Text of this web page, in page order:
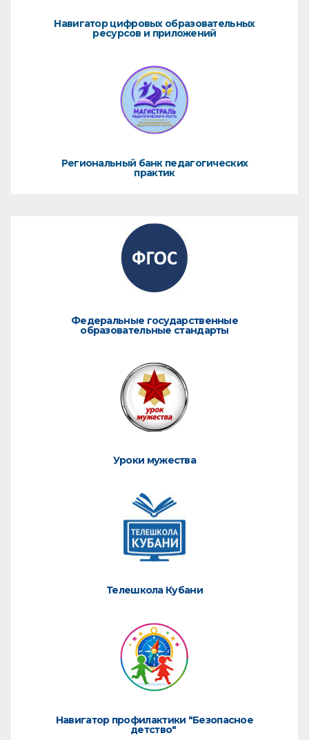
Навигатор цифровых образовательных
ресурсов и приложений
Региональный банк педагогических
практик
Федеральные государственные
образовательные стандарты
Уроки мужества
Телешкола Кубани
Навигатор профилактики "Безопасное
детство"